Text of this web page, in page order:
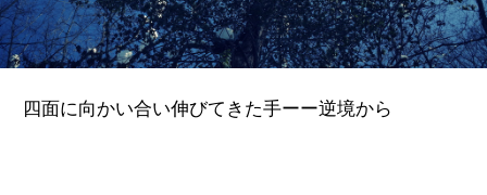
四面に向かい合い伸びてきた手ーー逆境から